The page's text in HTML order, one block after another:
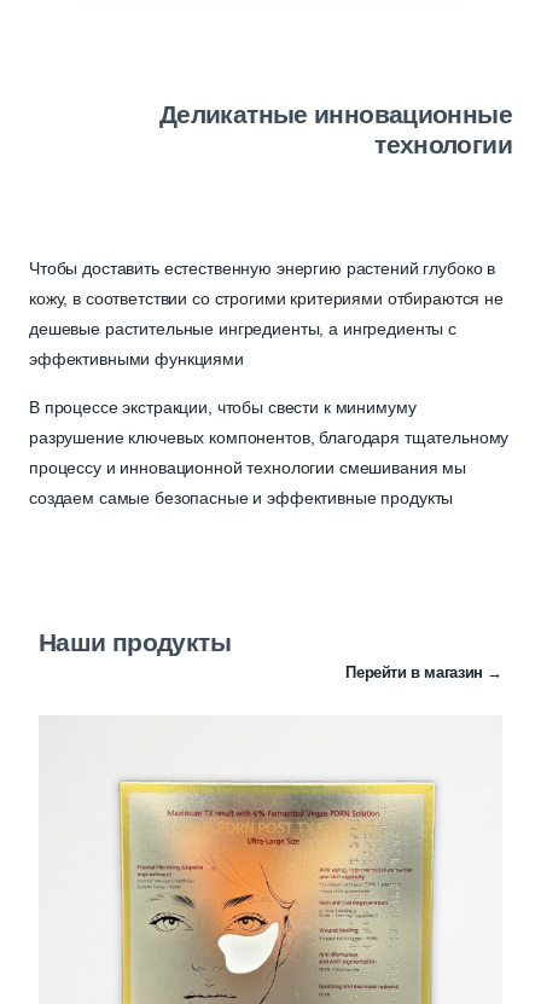
Деликатные инновационные
технологии
Чтобы доставить естественную энергию растений глубоко в
кожу, в соответствии со строгими критериями отбираются не
дешевые растительные ингредиенты, а ингредиенты с
эффективными функциями
В процессе экстракции, чтобы свести к минимуму
разрушение ключевых компонентов, благодаря тщательному
процессу и инновационной технологии смешивания мы
создаем самые безопасные и эффективные продукты
Наши продукты
Перейти в магазин →